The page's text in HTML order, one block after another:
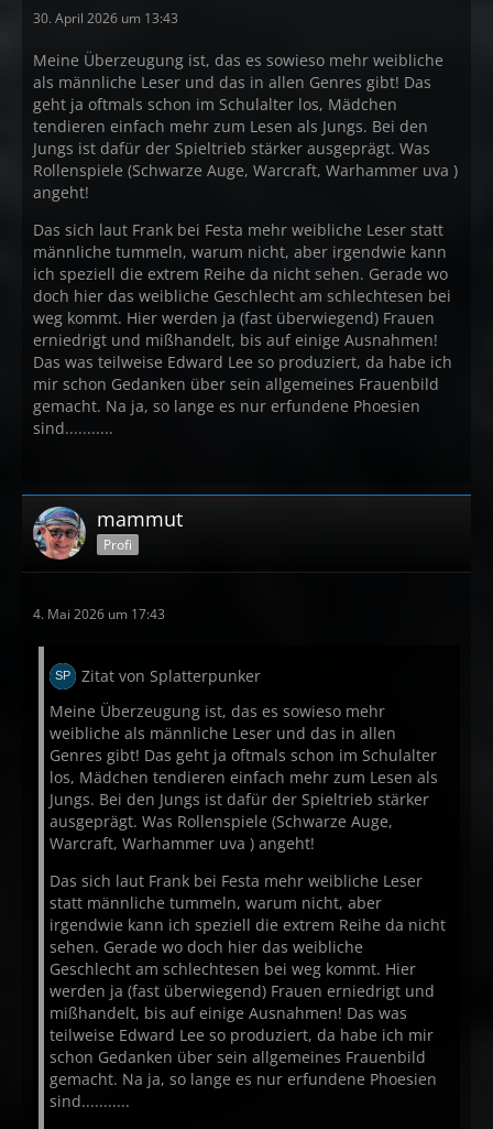
30. April 2026 um 13:43
Meine Überzeugung ist, das es sowieso mehr weibliche
als männliche Leser und das in allen Genres gibt! Das
geht ja oftmals schon im Schulalter los, Mädchen
tendieren einfach mehr zum Lesen als Jungs. Bei den
Jungs ist dafür der Spieltrieb stärker ausgeprägt. Was
Rollenspiele (Schwarze Auge, Warcraft, Warhammer uva )
angeht!
Das sich laut Frank bei Festa mehr weibliche Leser statt
männliche tummeln, warum nicht, aber irgendwie kann
ich speziell die extrem Reihe da nicht sehen. Gerade wo
doch hier das weibliche Geschlecht am schlechtesen bei
weg kommt. Hier werden ja (fast überwiegend) Frauen
erniedrigt und mißhandelt, bis auf einige Ausnahmen!
Das was teilweise Edward Lee so produziert, da habe ich
mir schon Gedanken über sein allgemeines Frauenbild
gemacht. Na ja, so lange es nur erfundene Phoesien
sind...........
mammut
Profi
4. Mai 2026 um 17:43
Zitat von Splatterpunker
Meine Überzeugung ist, das es sowieso mehr
weibliche als männliche Leser und das in allen
Genres gibt! Das geht ja oftmals schon im Schulalter
los, Mädchen tendieren einfach mehr zum Lesen als
Jungs. Bei den Jungs ist dafür der Spieltrieb stärker
ausgeprägt. Was Rollenspiele (Schwarze Auge,
Warcraft, Warhammer uva ) angeht!
Das sich laut Frank bei Festa mehr weibliche Leser
statt männliche tummeln, warum nicht, aber
irgendwie kann ich speziell die extrem Reihe da nicht
sehen. Gerade wo doch hier das weibliche
Geschlecht am schlechtesen bei weg kommt. Hier
werden ja (fast überwiegend) Frauen erniedrigt und
mißhandelt, bis auf einige Ausnahmen! Das was
teilweise Edward Lee so produziert, da habe ich mir
schon Gedanken über sein allgemeines Frauenbild
gemacht. Na ja, so lange es nur erfundene Phoesien
sind...........